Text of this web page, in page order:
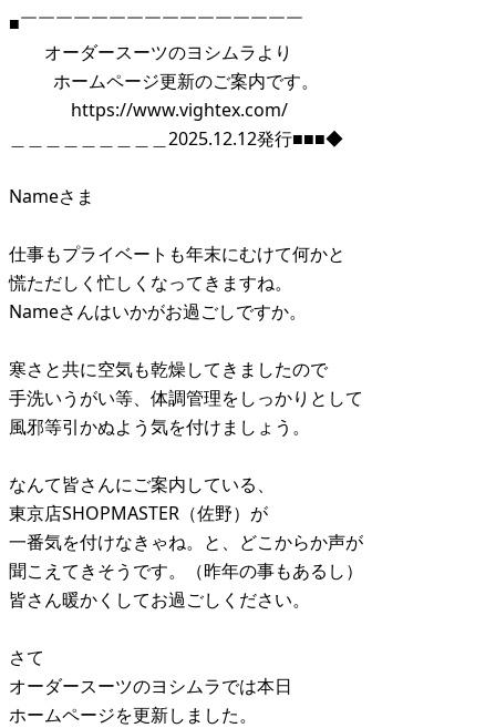
■￣￣￣￣￣￣￣￣￣￣￣￣￣￣￣￣
オーダースーツのヨシムラより
ホームページ更新のご案内です。
https://www.vightex.com/
＿＿＿＿＿＿＿＿＿2025.12.12発行■■■◆
Nameさま
仕事もプライベートも年末にむけて何かと
慌ただしく忙しくなってきますね。
Nameさんはいかがお過ごしですか。
寒さと共に空気も乾燥してきましたので
手洗いうがい等、体調管理をしっかりとして
風邪等引かぬよう気を付けましょう。
なんて皆さんにご案内している、
東京店SHOPMASTER（佐野）が
一番気を付けなきゃね。と、どこからか声が
聞こえてきそうです。（昨年の事もあるし）
皆さん暖かくしてお過ごしください。
さて
オーダースーツのヨシムラでは本日
ホームページを更新しました。